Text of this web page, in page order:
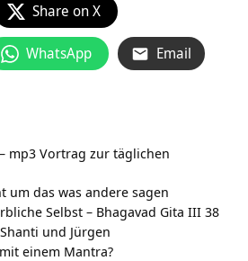
Share on X
WhatsApp Email
mp3 Vortrag zur täglichen
um das was andere sagen
Selbst – Bhagavad Gita III 38
und Jürgen
einem Mantra?